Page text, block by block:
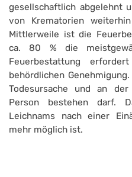
gesellschaftlich abgelehnt
von Krematorien
Mittlerweile ist die
ca. 80 % die
Feuerbestattung
behördlichen
Todesursache und an
Person bestehen darf.
Leichnams nach einer
mehr möglich ist.